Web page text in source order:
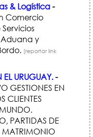
& Logística-
Comercio
Aduana y
[reportar link
EL URUGUAY.-
GESTIONES EN
CLIENTES
PARTIDAS DE
MATRIMONIO